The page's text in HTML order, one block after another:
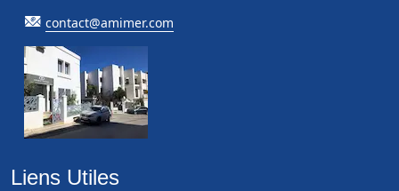
contact@amimer.com
Liens Utiles